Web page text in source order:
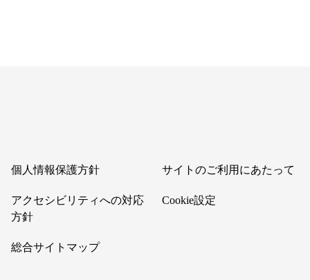
個人情報保護方針 サイトのご利用にあたって
アクセシビリティへの対応
方針
Cookie設定
総合サイトマップ